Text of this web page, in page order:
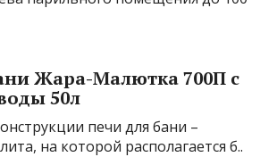
Жара-Малютка 700П с
50л
печи для бани –
на которой располагается б..